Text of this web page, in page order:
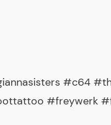
#c64
#freywerk